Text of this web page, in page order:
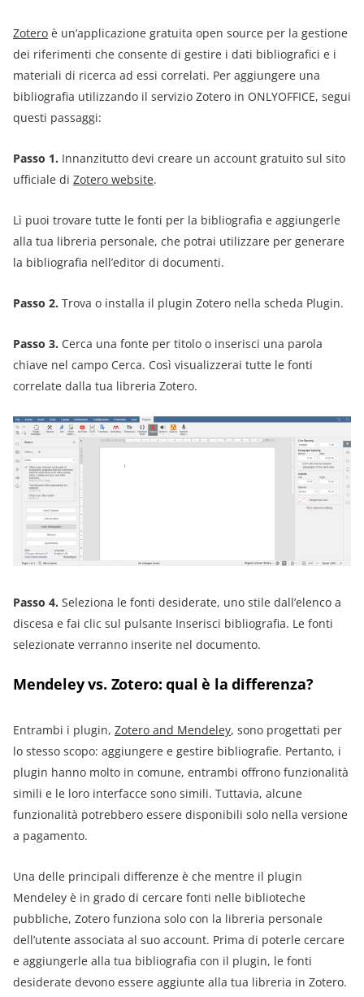
Zotero è un’applicazione gratuita open source per la gestione
dei riferimenti che consente di gestire i dati bibliografici e i
materiali di ricerca ad essi correlati. Per aggiungere una
bibliografia utilizzando il servizio Zotero in ONLYOFFICE, segui
questi passaggi:
Passo 1. Innanzitutto devi creare un account gratuito sul sito
ufficiale di Zotero website.
Lì puoi trovare tutte le fonti per la bibliografia e aggiungerle
alla tua libreria personale, che potrai utilizzare per generare
la bibliografia nell’editor di documenti.
Passo 2. Trova o installa il plugin Zotero nella scheda Plugin.
Passo 3. Cerca una fonte per titolo o inserisci una parola
chiave nel campo Cerca. Così visualizzerai tutte le fonti
correlate dalla tua libreria Zotero.
Passo 4. Seleziona le fonti desiderate, uno stile dall’elenco a
discesa e fai clic sul pulsante Inserisci bibliografia. Le fonti
selezionate verranno inserite nel documento.
Mendeley vs. Zotero: qual è la differenza?
Entrambi i plugin, Zotero and Mendeley, sono progettati per
lo stesso scopo: aggiungere e gestire bibliografie. Pertanto, i
plugin hanno molto in comune, entrambi offrono funzionalità
simili e le loro interfacce sono simili. Tuttavia, alcune
funzionalità potrebbero essere disponibili solo nella versione
a pagamento.
Una delle principali differenze è che mentre il plugin
Mendeley è in grado di cercare fonti nelle biblioteche
pubbliche, Zotero funziona solo con la libreria personale
dell’utente associata al suo account. Prima di poterle cercare
e aggiungerle alla tua bibliografia con il plugin, le fonti
desiderate devono essere aggiunte alla tua libreria in Zotero.